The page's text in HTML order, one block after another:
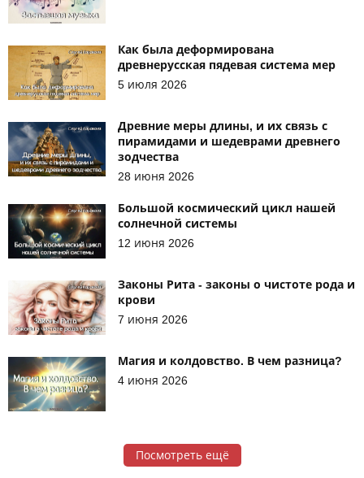
Как была деформирована
древнерусская пядевая система мер
5 июля 2026
Древние меры длины, и их связь с
пирамидами и шедеврами древнего
зодчества
28 июня 2026
Большой космический цикл нашей
солнечной системы
12 июня 2026
Законы Рита - законы о чистоте рода и
крови
7 июня 2026
Магия и колдовство. В чем разница?
4 июня 2026
Посмотреть ещё